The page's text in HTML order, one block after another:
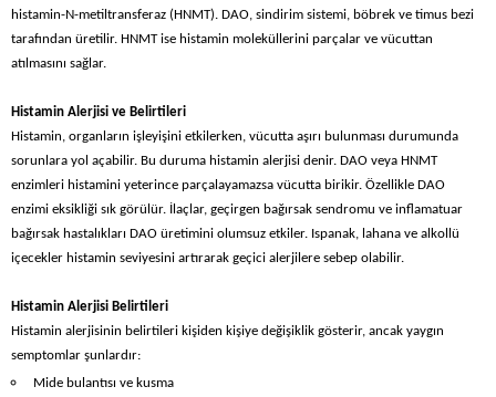
histamin-N-metiltransferaz (HNMT). DAO, sindirim sistemi, böbrek ve timus bezi
tarafından üretilir. HNMT ise histamin moleküllerini parçalar ve vücuttan
atılmasını sağlar.
Histamin Alerjisi ve Belirtileri
Histamin, organların işleyişini etkilerken, vücutta aşırı bulunması durumunda
sorunlara yol açabilir. Bu duruma histamin alerjisi denir. DAO veya HNMT
enzimleri histamini yeterince parçalayamazsa vücutta birikir. Özellikle DAO
enzimi eksikliği sık görülür. İlaçlar, geçirgen bağırsak sendromu ve inflamatuar
bağırsak hastalıkları DAO üretimini olumsuz etkiler. Ispanak, lahana ve alkollü
içecekler histamin seviyesini artırarak geçici alerjilere sebep olabilir.
Histamin Alerjisi Belirtileri
Histamin alerjisinin belirtileri kişiden kişiye değişiklik gösterir, ancak yaygın
semptomlar şunlardır:
Mide bulantısı ve kusma